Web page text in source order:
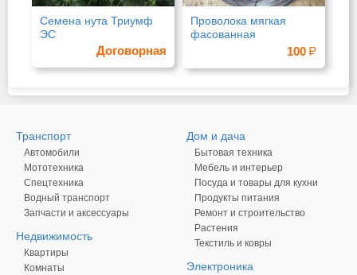
Семена нута Триумф
ЭС
Договорная
Проволока мягкая
фасованная
100
Транспорт
Автомобили
Мототехника
Спецтехника
Водный транспорт
Запчасти и аксессуары
Недвижимость
Квартиры
Комнаты
Дом и дача
Бытовая техника
Мебель и интерьер
Посуда и товары для кухни
Продукты питания
Ремонт и строительство
Растения
Текстиль и ковры
Электроника